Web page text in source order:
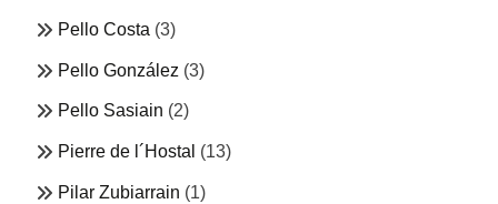
Pello Costa (3)
Pello González (3)
Pello Sasiain (2)
Pierre de l´Hostal (13)
Pilar Zubiarrain (1)